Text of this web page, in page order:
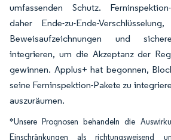
umfassenden Schutz.
daher Ende-zu-Ende-
Beweisaufzeichnungen und
integrieren, um die Akzeptanz der
gewinnen. Applus+ hat begonnen,
seine Ferninspektion-Pakete zu
auszuräumen.
*Unsere Prognosen behandeln die
Einschränkungen als